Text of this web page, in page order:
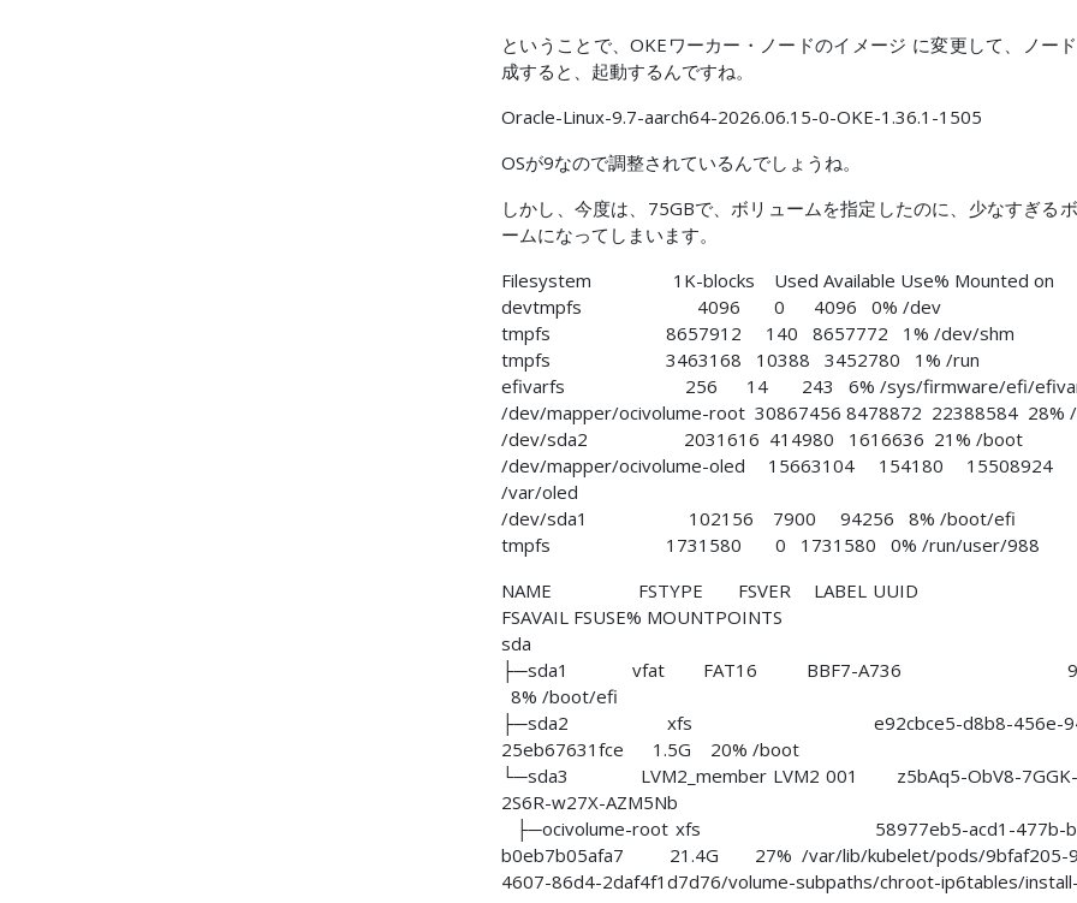
ということで、OKEワーカー・ノードのイメージ に変更して、ノー
成すると、起動するんですね。
Oracle-Linux-9.7-aarch64-2026.06.15-0-OKE-1.36.1-1505
OSが9なので調整されているんでしょうね。
しかし、今度は、75GBで、ボリュームを指定したのに、少なすぎる
ームになってしまいます。
Filesystem 1K-blocks Used Available Use% Mounted on
devtmpfs 4096 0 4096 0% /dev
tmpfs 8657912 140 8657772 1% /dev/shm
tmpfs 3463168 10388 3452780 1% /run
efivarfs 256 14 243 6% /sys/firmware/efi/
/dev/mapper/ocivolume-root 30867456 8478872 22388584 28% /
/dev/sda2 2031616 414980 1616636 21% /boot
/dev/mapper/ocivolume-oled 15663104 154180
/var/oled
/dev/sda1 102156 7900 94256 8% /boot/efi
tmpfs 1731580 0 1731580 0% /run/user/988
NAME FSTYPE FSVER LABEL
FSAVAIL FSUSE% MOUNTPOINTS
sda
├─sda1 vfat FAT16 BBF7-A736
8% /boot/efi
├─sda2 xfs e92cbce5-d8b8-456e-
25eb67631fce 1.5G 20% /boot
└─sda3 LVM2_member LVM2 001 z5bAq5-ObV8-7GGK-
2S6R-w27X-AZM5Nb
├─ocivolume-root xfs 58977eb5-acd1-477b-
b0eb7b05afa7 21.4G 27% /var/lib/kubelet/pods/9bfaf205-
4607-86d4-2daf4f1d7d76/volume-subpaths/chroot-ip6tables/